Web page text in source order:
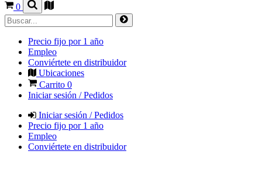
0
Precio fijo por 1 año
Empleo
Conviértete en distribuidor
Ubicaciones
Carrito 0
Iniciar sesión / Pedidos
Iniciar sesión / Pedidos
Precio fijo por 1 año
Empleo
Conviértete en distribuidor